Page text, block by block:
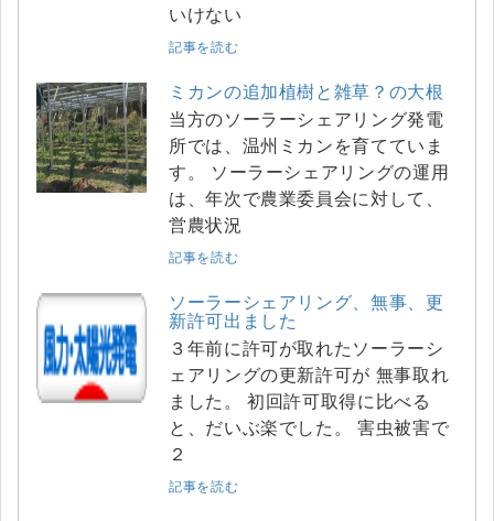
いけない
記事を読む
ミカンの追加植樹と雑草？の大根
当方のソーラーシェアリング発電
所では、温州ミカンを育てていま
す。 ソーラーシェアリングの運用
は、年次で農業委員会に対して、
営農状況
記事を読む
ソーラーシェアリング、無事、更
新許可出ました
３年前に許可が取れたソーラーシ
ェアリングの更新許可が 無事取れ
ました。 初回許可取得に比べる
と、だいぶ楽でした。 害虫被害で
２
記事を読む